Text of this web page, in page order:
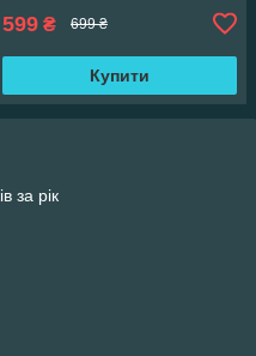
599 ₴ 699 ₴
Купити
за рік